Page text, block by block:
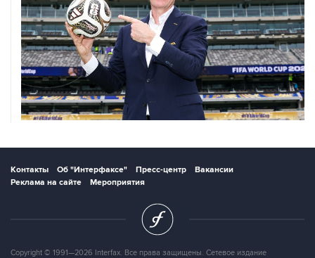
Контакты Об "Интерфаксе" Пресс-центр
Вакансии
Реклама на сайте
Мероприятия
Copyright © 1991—2026 Interfax. Все права защищены. Сетевое издание